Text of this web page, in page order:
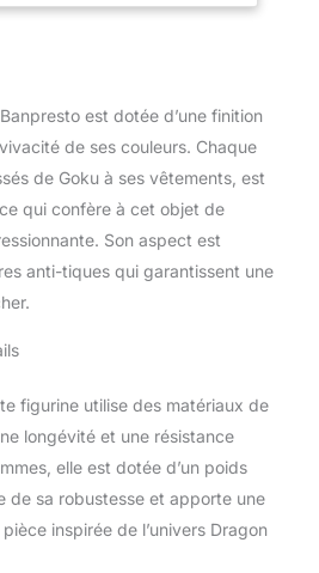
Banpresto Dragon Ball
Super - Son Goku FES -
Figurine 15cm Vol.12
Super - Son Goku FES -
Figurine 15cm Vol.12
est dotée d’une finition
de ses couleurs. Chaque
de Goku à ses vêtements, est
qui confère à cet objet de
Son aspect est
anti-tiques qui garantissent une
figurine utilise des matériaux de
longévité et une résistance
elle est dotée d’un poids
de sa robustesse et apporte une
inspirée de l’univers Dragon